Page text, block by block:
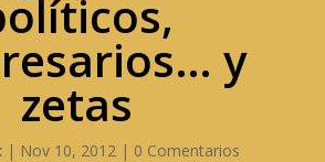
y
zetas
| Nov 10, 2012 | 0 Comentarios